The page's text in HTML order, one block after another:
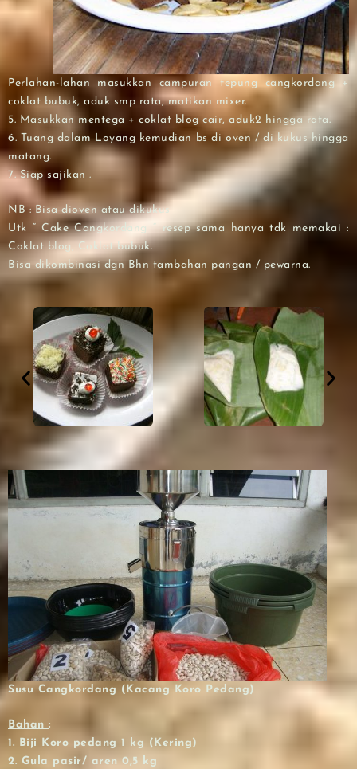
Perlahan-lahan masukkan campuran tepung cangkordang +
coklat bubuk, aduk smp rata, matikan mixer.
5. Masukkan mentega + coklat blog cair, aduk2 hingga rata.
6. Tuang dalam Loyang kemudian bs di oven / di kukus hingga
matang.
7. Siap sajikan .
NB : Bisa dioven atau dikukus
Utk “ Cake Cangkordang “ resep sama hanya tdk memakai :
Coklat blog, Coklat bubuk.
Bisa dikombinasi dgn Bhn tambahan pangan / pewarna.
Susu Cangkordang (Kacang Koro Pedang)
Bahan :
1. Biji Koro pedang 1 kg (Kering)
2. Gula pasir/ aren 0,5 kg